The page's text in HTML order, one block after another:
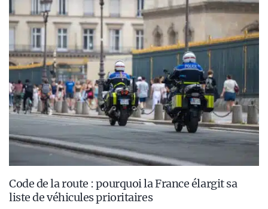
Code de la route : pourquoi la France élargit sa
liste de véhicules prioritaires